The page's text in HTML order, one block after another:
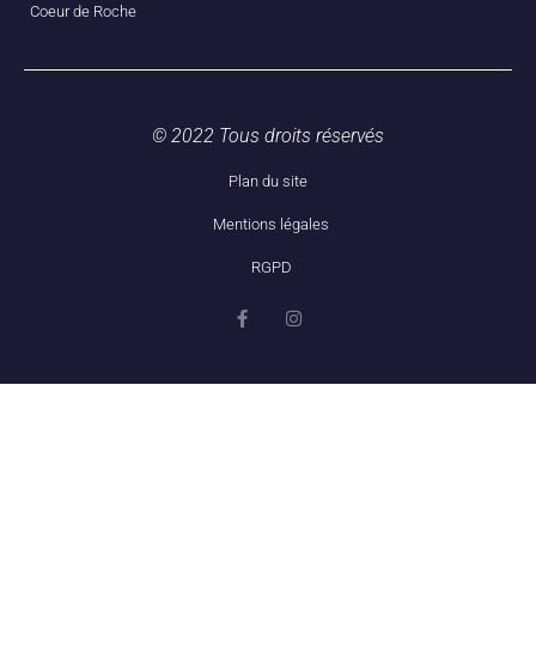
Coeur de Roche
© 2022 Tous droits réservés
Plan du site
Mentions légales
RGPD